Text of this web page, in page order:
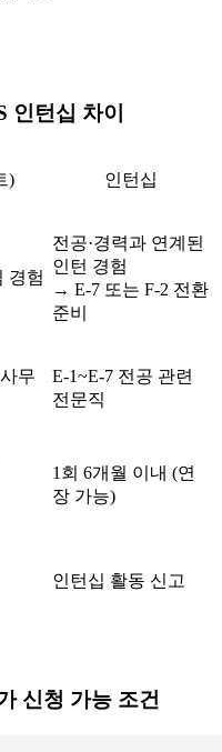
인턴십 차이
) 인턴십
경험
전공·경력과 연계된
인턴 경험
→ E-7 또는 F-2 전환
준비
무
E-1~E-7 전공 관련
전문직
1회 6개월 이내 (연
장 가능)
인턴십 활동 신고
신청 가능 조건